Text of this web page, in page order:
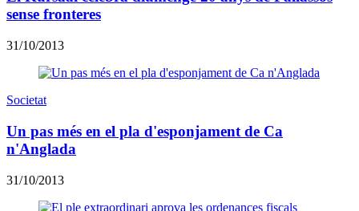
sense fronteres
31/10/2013
Societat
Un pas més en el pla d'esponjament de Ca
n'Anglada
31/10/2013